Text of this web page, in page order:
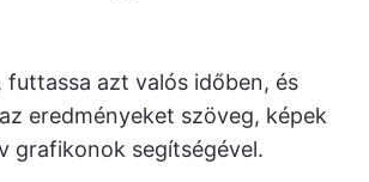
futtassa azt valós időben, és
eredményeket szöveg, képek
grafikonok segítségével.